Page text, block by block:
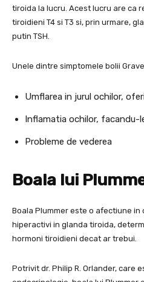
tiroida la lucru. Acest lucru are ca
tiroidieni T4 si T3 si, prin urmare,
putin TSH.
Unele dintre simptomele bolii
Umflarea in jurul ochilor,
Inflamatia ochilor, facandu-
Probleme de vederea
Boala lui
Boala Plummer este o afectiune in
hiperactivi in glanda tiroida,
hormoni tiroidieni decat ar trebui.
Potrivit dr. Philip R. Orlander, care